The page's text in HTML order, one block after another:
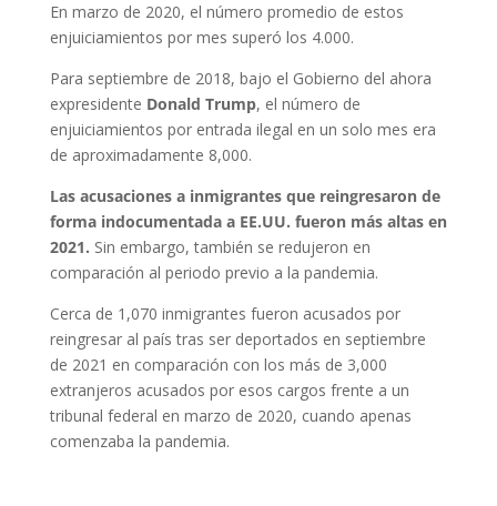
En marzo de 2020, el número promedio de estos
enjuiciamientos por mes superó los 4.000.
Para septiembre de 2018, bajo el Gobierno del ahora
expresidente Donald Trump, el número de
enjuiciamientos por entrada ilegal en un solo mes era
de aproximadamente 8,000.
Las acusaciones a inmigrantes que reingresaron de
forma indocumentada a EE.UU. fueron más altas en
2021. Sin embargo, también se redujeron en
comparación al periodo previo a la pandemia.
Cerca de 1,070 inmigrantes fueron acusados por
reingresar al país tras ser deportados en septiembre
de 2021 en comparación con los más de 3,000
extranjeros acusados por esos cargos frente a un
tribunal federal en marzo de 2020, cuando apenas
comenzaba la pandemia.